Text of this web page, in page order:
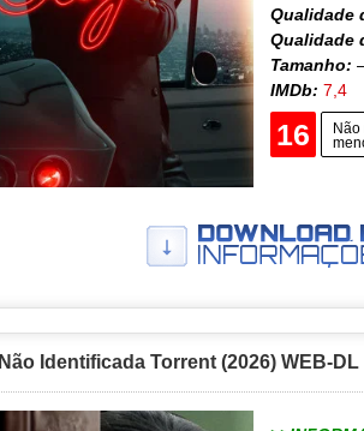
Qualidade
Qualidade
Tamanho:
IMDb: 7,4
16
Não Identificada Torrent (2026) WEB-